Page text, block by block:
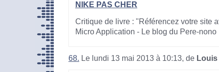
NIKE PAS CHER
Critique de livre : "Référencez votre site
Micro Application - Le blog du Pere-nono
68. Le lundi 13 mai 2013 à 10:13, de